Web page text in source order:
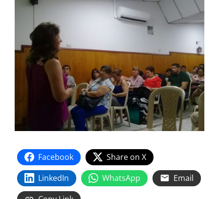
Facebook
Share on X
LinkedIn
WhatsApp
Email